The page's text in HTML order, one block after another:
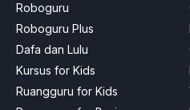
Roboguru
Roboguru Plus
Dafa dan Lulu
Kursus for Kids
Ruangguru for Kids